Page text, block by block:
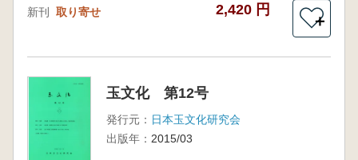
新刊 取り寄せ 2,420 円
＋
玉文化 第12号
発行元： 日本玉文化研究会
出版年： 2015/03